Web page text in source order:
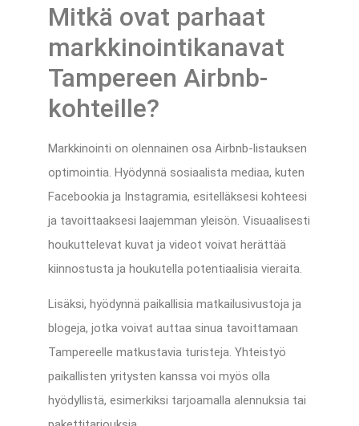
Mitkä ovat parhaat
markkinointikanavat
Tampereen Airbnb-
kohteille?
Markkinointi on olennainen osa Airbnb-listauksen
optimointia. Hyödynnä sosiaalista mediaa, kuten
Facebookia ja Instagramia, esitelläksesi kohteesi
ja tavoittaaksesi laajemman yleisön. Visuaalisesti
houkuttelevat kuvat ja videot voivat herättää
kiinnostusta ja houkutella potentiaalisia vieraita.
Lisäksi, hyödynnä paikallisia matkailusivustoja ja
blogeja, jotka voivat auttaa sinua tavoittamaan
Tampereelle matkustavia turisteja. Yhteistyö
paikallisten yritysten kanssa voi myös olla
hyödyllistä, esimerkiksi tarjoamalla alennuksia tai